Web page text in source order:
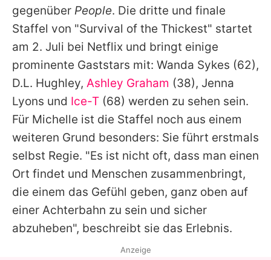
gegenüber People. Die dritte und finale
Staffel von "Survival of the Thickest" startet
am 2. Juli bei Netflix und bringt einige
prominente Gaststars mit: Wanda Sykes (62),
D.L. Hughley, Ashley Graham (38), Jenna
Lyons und Ice-T (68) werden zu sehen sein.
Für Michelle ist die Staffel noch aus einem
weiteren Grund besonders: Sie führt erstmals
selbst Regie. "Es ist nicht oft, dass man einen
Ort findet und Menschen zusammenbringt,
die einem das Gefühl geben, ganz oben auf
einer Achterbahn zu sein und sicher
abzuheben", beschreibt sie das Erlebnis.
Anzeige